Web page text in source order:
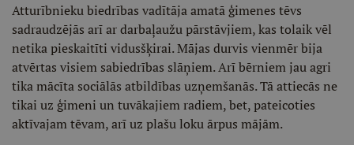
Atturībnieku biedrības vadītāja amatā ģimenes tēvs
sadraudzējās arī ar darbaļaužu pārstāvjiem, kas tolaik vēl
netika pieskaitīti vidusšķirai. Mājas durvis vienmēr bija
atvērtas visiem sabiedrības slāņiem. Arī bērniem jau agri
tika mācīta sociālās atbildības uzņemšanās. Tā attiecās ne
tikai uz ģimeni un tuvākajiem radiem, bet, pateicoties
aktīvajam tēvam, arī uz plašu loku ārpus mājām.